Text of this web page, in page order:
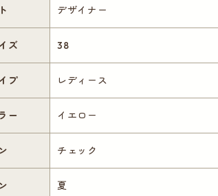
デザイナー
ズ 38
プ レディース
ー イエロー
チェック
夏